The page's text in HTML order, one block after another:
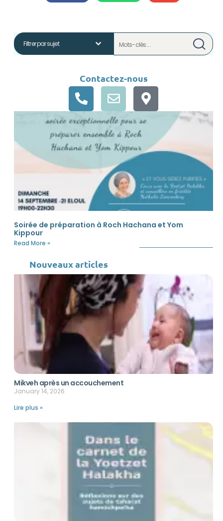
Contactez-nous
Soirée de préparation à Roch Hachana et Yom
Kippour
Read More »
Nouveaux articles
Mikveh après un accouchement
January 14, 2026
Lire plus »